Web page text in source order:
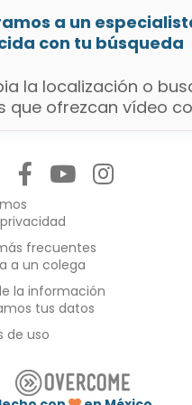
a un
con tu búsqueda
la localización o
que ofrezcan vídeo
frecuentes
a un colega
la información
tus datos
de uso